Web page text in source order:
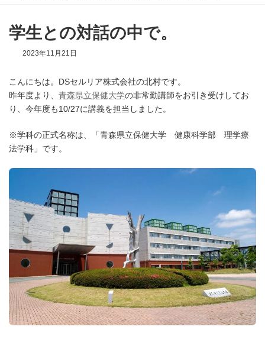
学生との対話の中で。
2023年11月21日
こんにちは。DSセルリア株式会社の北村です。
昨年度より、 青森県立保健大学の非常勤講師をお引き受けしてお
り、今年度も10/27に講義を担当しました。
※学科の正式名称は、「青森県立保健大学 健康科学部 理学療
法学科」です。